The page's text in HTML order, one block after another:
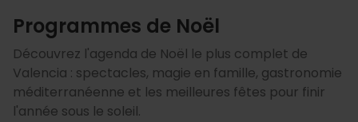
Programmes de Noël
Découvrez l'agenda de Noël le plus complet de
Valencia : spectacles, magie en famille, gastronomie
méditerranéenne et les meilleures fêtes pour finir
l'année sous le soleil.